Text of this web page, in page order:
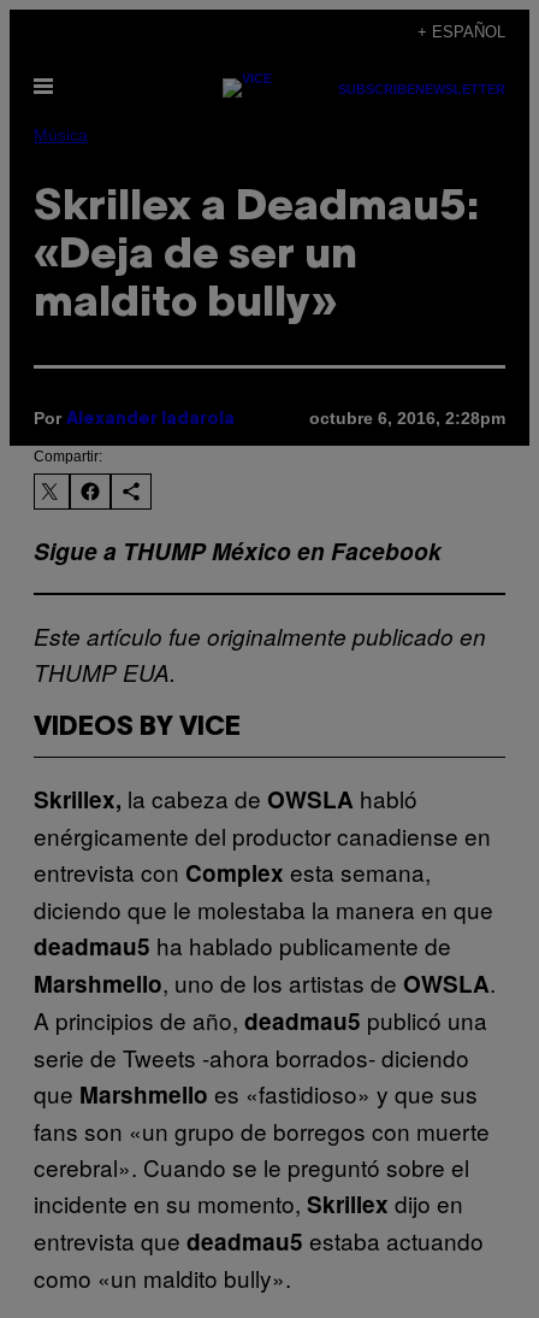
contenido
+ ESPAÑOL
Abrir
SUBSCRIBENEWSLETTER
Música
Skrillex a Deadmau5:
«Deja de ser un
maldito bully»
Por Alexander Iadarola octubre 6, 2016, 2:28pm
Compartir:
Sigue a THUMP México en Facebook
Este artículo fue originalmente publicado en
THUMP EUA.
VIDEOS BY VICE
Skrillex, la cabeza de OWSLA habló
enérgicamente del productor canadiense en
entrevista con Complex esta semana,
diciendo que le molestaba la manera en que
deadmau5 ha hablado publicamente de
Marshmello, uno de los artistas de OWSLA.
A principios de año, deadmau5 publicó una
serie de Tweets -ahora borrados- diciendo
que Marshmello es «fastidioso» y que sus
fans son «un grupo de borregos con muerte
cerebral». Cuando se le preguntó sobre el
incidente en su momento, Skrillex dijo en
entrevista que deadmau5 estaba actuando
como «un maldito bully».